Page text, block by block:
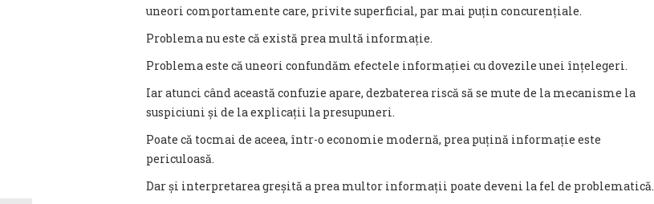
uneori comportamente care, privite superficial, par mai puțin concurențiale.
Problema nu este că există prea multă informație.
Problema este că uneori confundăm efectele informației cu dovezile unei înțelegeri.
Iar atunci când această confuzie apare, dezbaterea riscă să se mute de la mecanisme la
suspiciuni și de la explicații la presupuneri.
Poate că tocmai de aceea, într-o economie modernă, prea puțină informație este
periculoasă.
Dar și interpretarea greșită a prea multor informații poate deveni la fel de problematică.